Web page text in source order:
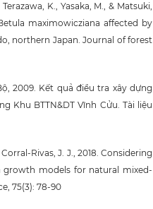
K., Yasaka, M., & Matsuki,
maximowicziana affected by
northern Japan. Journal of forest
2009. Kết quả điều tra xây dựng
Khu BTTN&DT Vĩnh Cửu. Tài liệu
Rivas, J. J., 2018. Considering
growth models for natural mixed-
75(3): 78-90